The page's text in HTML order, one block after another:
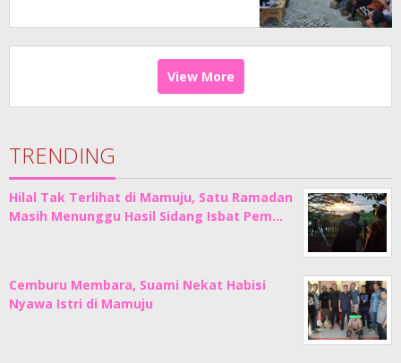
View More
TRENDING
Hilal Tak Terlihat di Mamuju, Satu Ramadan
Masih Menunggu Hasil Sidang Isbat Pem…
Cemburu Membara, Suami Nekat Habisi
Nyawa Istri di Mamuju